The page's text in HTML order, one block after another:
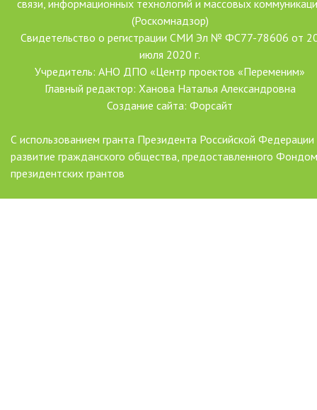
связи, информационных технологий и массовых
(Роскомнадзор)
Свидетельство о регистрации СМИ Эл № ФС77-78606 от
июля 2020 г.
Учредитель: АНО ДПО «Центр проектов «Переменим»
Главный редактор: Ханова Наталья Александровна
Создание сайта: Форсайт
С использованием гранта Президента Российской Федерации
развитие гражданского общества, предоставленного Фондом
президентских грантов